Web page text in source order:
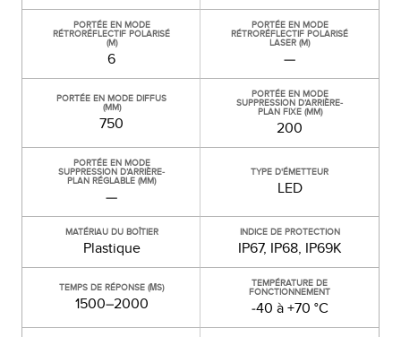
PORTÉE EN MODE
RÉTRORÉFLECTIF POLARISÉ
(M)
6
PORTÉE EN MODE
RÉTRORÉFLECTIF POLARISÉ
LASER (M)
—
PORTÉE EN MODE DIFFUS
(MM)
750
PORTÉE EN MODE
SUPPRESSION D’ARRIÈRE-
PLAN FIXE (MM)
200
PORTÉE EN MODE
SUPPRESSION D’ARRIÈRE-
PLAN RÉGLABLE (MM)
—
TYPE D'ÉMETTEUR
LED
MATÉRIAU DU BOÎTIER
Plastique
INDICE DE PROTECTION
IP67, IP68, IP69K
TEMPS DE RÉPONSE (ΜS)
1500–2000
TEMPÉRATURE DE
FONCTIONNEMENT
-40 à +70 °C